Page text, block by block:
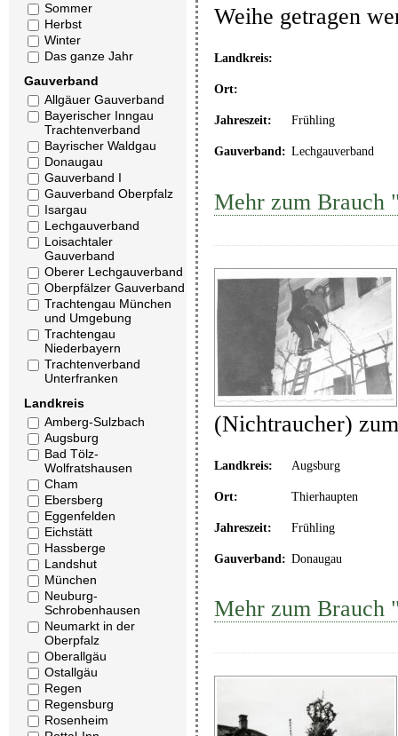
Sommer
Herbst
Winter
Das ganze Jahr
Gauverband
Allgäuer Gauverband
Bayerischer Inngau
Trachtenverband
Bayrischer Waldgau
Donaugau
Gauverband I
Gauverband Oberpfalz
Isargau
Lechgauverband
Loisachtaler
Gauverband
Oberer Lechgauverband
Oberpfälzer Gauverband
Trachtengau München
und Umgebung
Trachtengau
Niederbayern
Trachtenverband
Unterfranken
Landkreis
Amberg-Sulzbach
Augsburg
Bad Tölz-
Wolfratshausen
Cham
Ebersberg
Eggenfelden
Eichstätt
Hassberge
Landshut
München
Neuburg-
Schrobenhausen
Neumarkt in der
Oberpfalz
Oberallgäu
Ostallgäu
Regen
Regensburg
Rosenheim
Weihe getragen
Landkreis:
Ort:
Jahreszeit: Frühling
Gauverband: Lechgauverband
Mehr zum Brauch
(Nichtraucher)
Landkreis: Augsburg
Ort: Thierhaupten
Jahreszeit: Frühling
Gauverband: Donaugau
Mehr zum Brauch